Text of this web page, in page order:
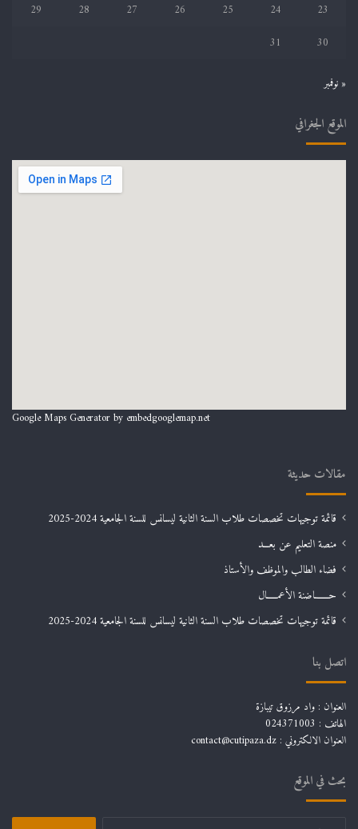
23
24
25
26
27
28
29
30
31
« نوفمبر
الموقع الجغرافي
Google Maps Generator by embedgooglemap.net
مقالات حديثة
قائمة توجيهات تخصصات طلاب السنة الثانية ليسانس للسنة الجامعية 2024-2025
منصة التعليم عن بعـــد
فضاء الطالب والموظف والأستاذ
حـــــــاضنة الأعمـــــال
قائمة توجيهات تخصصات طلاب السنة الثانية ليسانس للسنة الجامعية 2024-2025
اتصل بنا
العنوان : واد مرزوق تيبازة
الهاتف : 024371003
العنوان الالكتروني : contact@cutipaza.dz
بحث في الموقع
البحث